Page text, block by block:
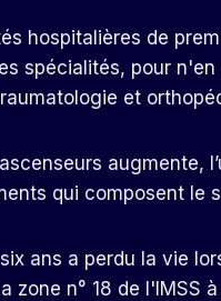
hospitalières de
spécialités, pour
et
augmente,
qui composent le
ans a perdu la vie
n° 18 de l'IMSS